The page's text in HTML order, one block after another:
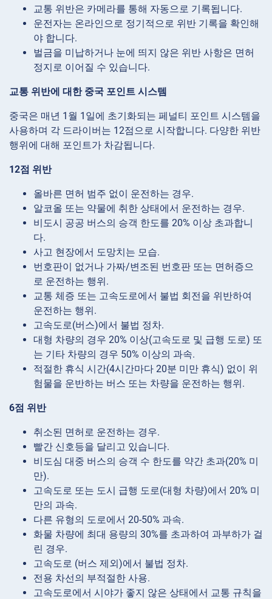
교통 위반은 카메라를 통해 자동으로 기록됩니다.
운전자는 온라인으로 정기적으로 위반 기록을 확인해
야 합니다.
벌금을 미납하거나 눈에 띄지 않은 위반 사항은 면허
정지로 이어질 수 있습니다.
교통 위반에 대한 중국 포인트 시스템
중국은 매년 1월 1일에 초기화되는 페널티 포인트 시스템을
사용하며 각 드라이버는 12점으로 시작합니다. 다양한 위반
행위에 대해 포인트가 차감됩니다.
12점 위반
올바른 면허 범주 없이 운전하는 경우.
알코올 또는 약물에 취한 상태에서 운전하는 경우.
비도시 공공 버스의 승객 한도를 20% 이상 초과합니
다.
사고 현장에서 도망치는 모습.
번호판이 없거나 가짜/변조된 번호판 또는 면허증으
로 운전하는 행위.
교통 체증 또는 고속도로에서 불법 회전을 위반하여
운전하는 행위.
고속도로(버스)에서 불법 정차.
대형 차량의 경우 20% 이상(고속도로 및 급행 도로) 또
는 기타 차량의 경우 50% 이상의 과속.
적절한 휴식 시간(4시간마다 20분 미만 휴식) 없이 위
험물을 운반하는 버스 또는 차량을 운전하는 행위.
6점 위반
취소된 면허로 운전하는 경우.
빨간 신호등을 달리고 있습니다.
비도심 대중 버스의 승객 수 한도를 약간 초과(20% 미
만).
고속도로 또는 도시 급행 도로(대형 차량)에서 20% 미
만의 과속.
다른 유형의 도로에서 20-50% 과속.
화물 차량에 최대 용량의 30%를 초과하여 과부하가 걸
린 경우.
고속도로 (버스 제외)에서 불법 정차.
전용 차선의 부적절한 사용.
고속도로에서 시야가 좋지 않은 상태에서 교통 규칙을